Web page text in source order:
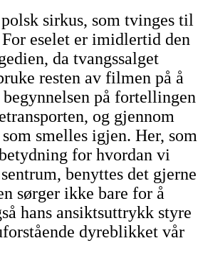
sirkus, som tvinges til
eselet er imidlertid den
da tvangssalget
resten av filmen på å
på fortellingen
og gjennom
smelles igjen. Her, som
for hvordan vi
benyttes det gjerne
sørger ikke bare for å
hans ansiktsuttrykk styre
dyreblikket vår